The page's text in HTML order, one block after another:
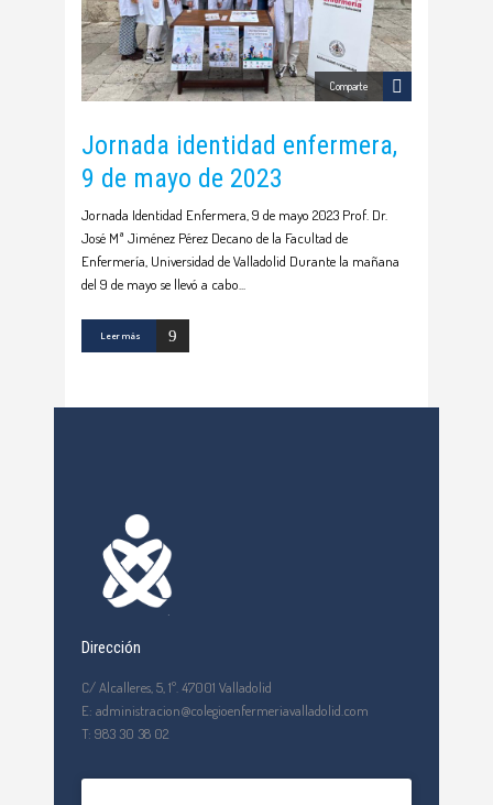
Comparte
Jornada identidad enfermera,
9 de mayo de 2023
Jornada Identidad Enfermera, 9 de mayo 2023 Prof. Dr.
José Mª Jiménez Pérez Decano de la Facultad de
Enfermería, Universidad de Valladolid Durante la mañana
del 9 de mayo se llevó a cabo
Leer más
Dirección
C/ Alcalleres, 5, 1º. 47001 Valladolid
E: administracion@colegioenfermeriavalladolid.com
T: 983 30 38 02